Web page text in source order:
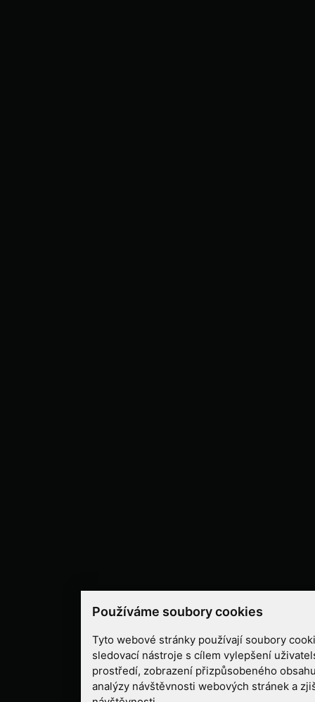
Používáme soubory cookies
Tyto webové stránky používají soubory
sledovací nástroje s cílem vylepšení
prostředí, zobrazení přizpůsobeného
analýzy návštěvnosti webových stránek a